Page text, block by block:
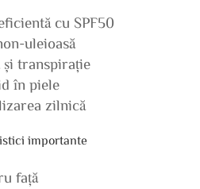
cu SPF50
uleioasă
și transpirație
în piele
zilnică
importante
față